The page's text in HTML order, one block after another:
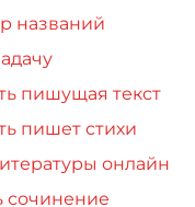
названий
пишущая текст
пишет стихи
онлайн
сочинение